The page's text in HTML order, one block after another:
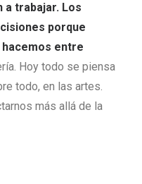
a trabajar. Los
porque
hacemos entre
Hoy todo se piensa
todo, en las artes.
más allá de la